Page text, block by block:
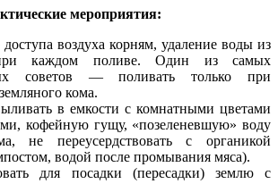
мероприятия:
воздуха корням, удаление воды из
каждом поливе. Один из самых
советов — поливать только при
кома.
в емкости с комнатными цветами
кофейную гущу, «позеленевшую» воду
не переусердствовать с органикой
водой после промывания мяса).
для посадки (пересадки) землю с